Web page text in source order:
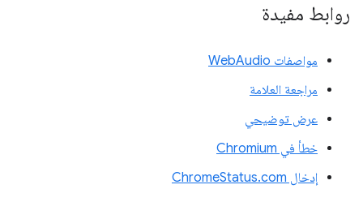
روابط مفيدة
مواصفات WebAudio
مراجعة العلامة
عرض توضيحي
خطأ في Chromium
إدخال ChromeStatus.com